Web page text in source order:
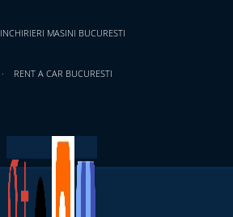
INCHIRIERI MASINI BUCURESTI
RENT A CAR BUCURESTI